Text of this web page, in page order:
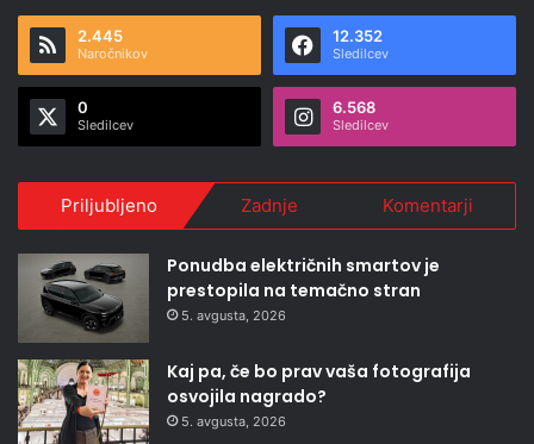
2.445
Naročnikov
12.352
Sledilcev
0
Sledilcev
6.568
Sledilcev
Priljubljeno Zadnje Komentarji
Ponudba električnih smartov je
prestopila na temačno stran
5. avgusta, 2026
Kaj pa, če bo prav vaša fotografija
osvojila nagrado?
5. avgusta, 2026